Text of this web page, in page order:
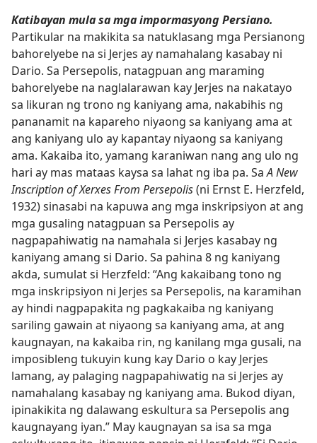
Katibayan mula sa mga impormasyong Persiano.
Partikular na makikita sa natuklasang mga Persianong
bahorelyebe na si Jerjes ay namahalang kasabay ni
Dario. Sa Persepolis, natagpuan ang maraming
bahorelyebe na naglalarawan kay Jerjes na nakatayo
sa likuran ng trono ng kaniyang ama, nakabihis ng
pananamit na kapareho niyaong sa kaniyang ama at
ang kaniyang ulo ay kapantay niyaong sa kaniyang
ama. Kakaiba ito, yamang karaniwan nang ang ulo ng
hari ay mas mataas kaysa sa lahat ng iba pa. SaA New
Inscription of Xerxes From Persepolis(ni Ernst E. Herzfeld,
1932) sinasabi na kapuwa ang mga inskripsiyon at ang
mga gusaling natagpuan sa Persepolis ay
nagpapahiwatig na namahala si Jerjes kasabay ng
kaniyang amang si Dario. Sa pahina 8 ng kaniyang
akda, sumulat si Herzfeld: “Ang kakaibang tono ng
mga inskripsiyon ni Jerjes sa Persepolis, na karamihan
ay hindi nagpapakita ng pagkakaiba ng kaniyang
sariling gawain at niyaong sa kaniyang ama, at ang
kaugnayan, na kakaiba rin, ng kanilang mga gusali, na
imposibleng tukuyin kung kay Dario o kay Jerjes
lamang, ay palaging nagpapahiwatig na si Jerjes ay
namahalang kasabay ng kaniyang ama. Bukod diyan,
ipinakikita ng dalawang eskultura sa Persepolis ang
kaugnayang iyan.” May kaugnayan sa isa sa mga